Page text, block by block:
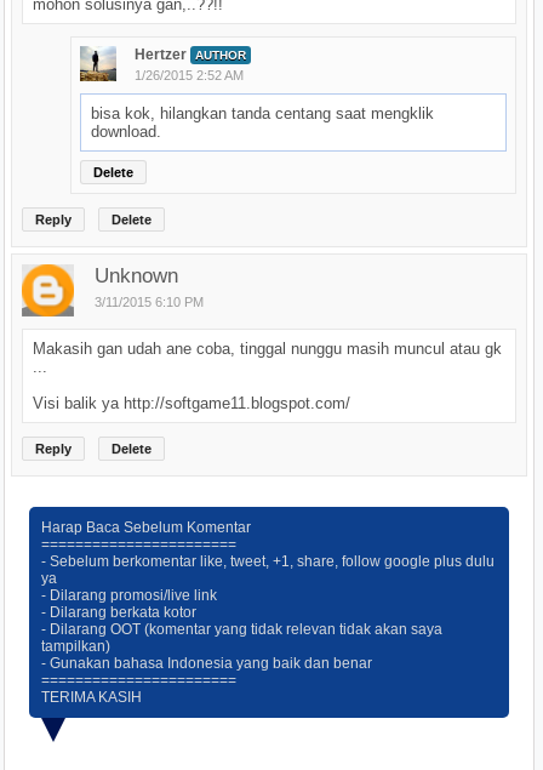
mohon solusinya gan,..??!!
Hertzer AUTHOR
1/26/2015 2:52 AM
bisa kok, hilangkan tanda centang saat mengklik
download.
Delete
Reply Delete
Unknown
3/11/2015 6:10 PM
Makasih gan udah ane coba, tinggal nunggu masih muncul atau gk
Visi balik ya http://softgame11.blogspot.com/
Reply Delete
Harap Baca Sebelum Komentar
=======================
- Sebelum berkomentar like, tweet, +1, share, follow google plus dulu
ya
- Dilarang promosi/live link
- Dilarang berkata kotor
- Dilarang OOT (komentar yang tidak relevan tidak akan saya
tampilkan)
- Gunakan bahasa Indonesia yang baik dan benar
=======================
TERIMA KASIH